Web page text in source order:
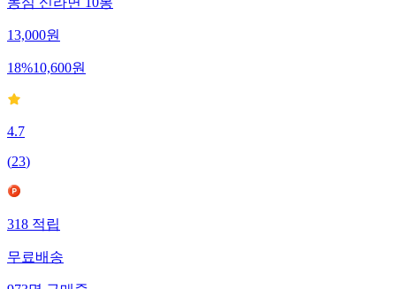
농심 신라면 10봉
13,000원
18%10,600원
4.7
(23)
318적립
무료배송